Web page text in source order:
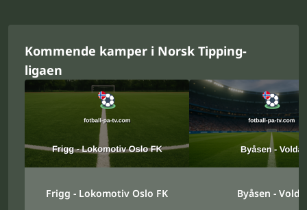
Kommende kamper i Norsk Tipping-
ligaen
Frigg - Lokomotiv Oslo FK Byåsen - Volda